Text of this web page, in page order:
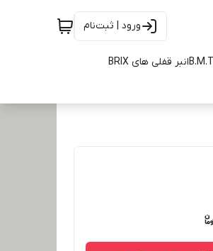
ورود | ثبت‌نام
انبر قفلی های BRIX